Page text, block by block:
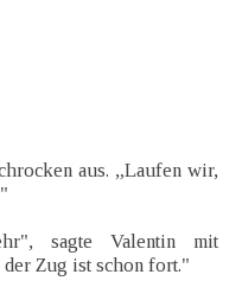
aus. „Laufen wir,
sagte Valentin mit
Zug ist schon fort."